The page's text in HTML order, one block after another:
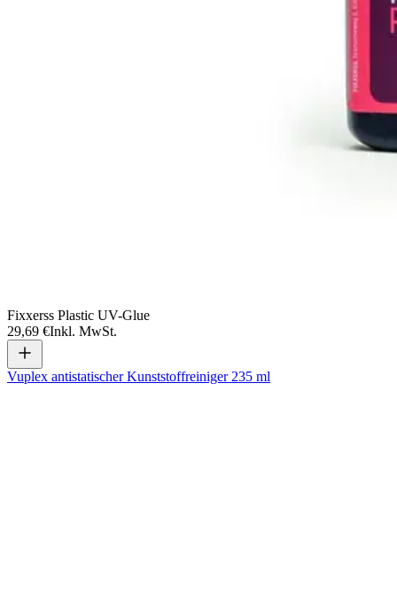
Fixxerss Plastic UV-Glue
29,69 €Inkl. MwSt.
Vuplex antistatischer Kunststoffreiniger 235 ml